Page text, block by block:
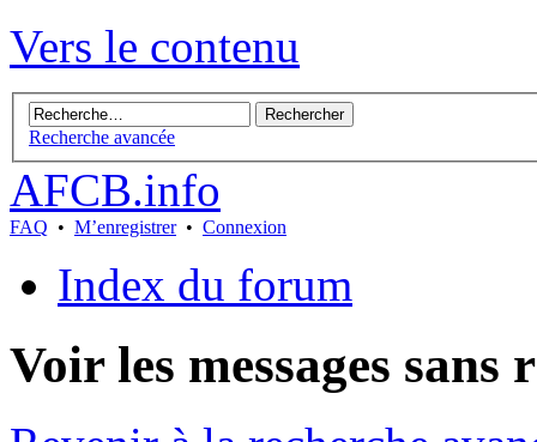
Vers le contenu
Recherche avancée
AFCB.info
FAQ • M’enregistrer • Connexion
Index du forum
Voir les messages sans